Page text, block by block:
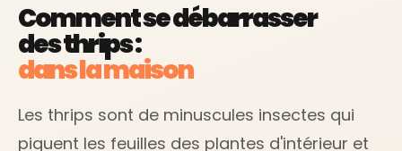
Comment se débarrasser
des thrips :
dans la maison
Les thrips sont de minuscules insectes qui
piquent les feuilles des plantes d'intérieur et